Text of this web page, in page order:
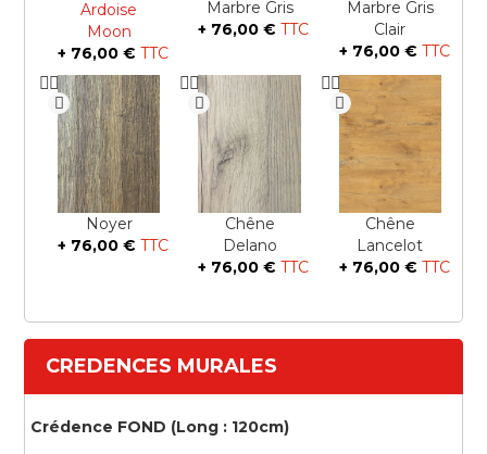
Ardoise
Moon
+ 76,00 €
Marbre Gris
+ 76,00 €
Marbre Gris
Clair
+ 76,00 €
Noyer
+ 76,00 €
Chêne
Delano
+ 76,00 €
Chêne
Lancelot
+ 76,00 €
CREDENCES MURALES
Crédence FOND (Long : 120cm)